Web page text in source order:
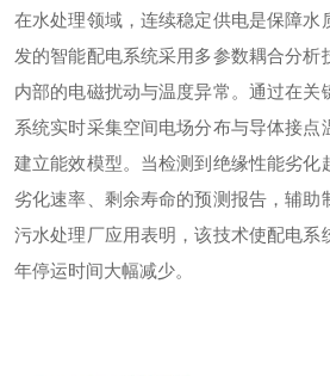
在水处理领域，连续稳定供电是保障水
发的智能配电系统采用多参数耦合分析
内部的电磁扰动与温度异常。通过在关
系统实时采集空间电场分布与导体接点
建立能效模型。当检测到绝缘性能劣化
劣化速率、剩余寿命的预测报告，辅助
污水处理厂应用表明，该技术使配电系
年停运时间大幅减少。